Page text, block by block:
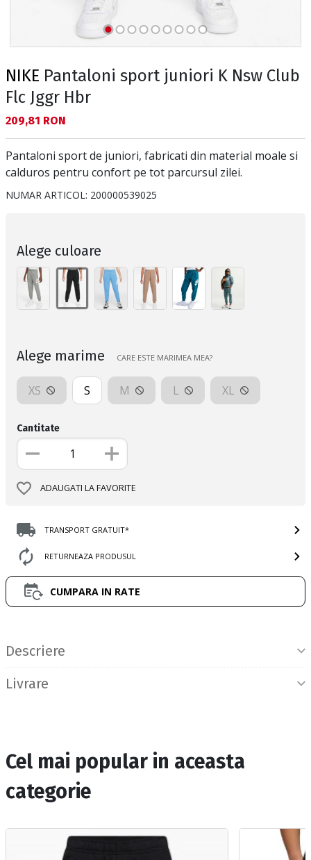
NIKE Pantaloni sport juniori K Nsw Club
Flc Jggr Hbr
Текуща цена:
209,81 RON
Pantaloni sport de juniori, fabricati din material moale si
calduros pentru confort pe tot parcursul zilei.
NUMAR ARTICOL: 200000539025
Alege culoare
Alege marime CARE ESTE MARIMEA MEA?
XS S M L XL
Cantitate
ADAUGATI LA FAVORITE
TRANSPORT GRATUIT*
RETURNEAZA PRODUSUL
CUMPARA IN RATE
Descriere
Livrare
Cel mai popular in aceasta
categorie